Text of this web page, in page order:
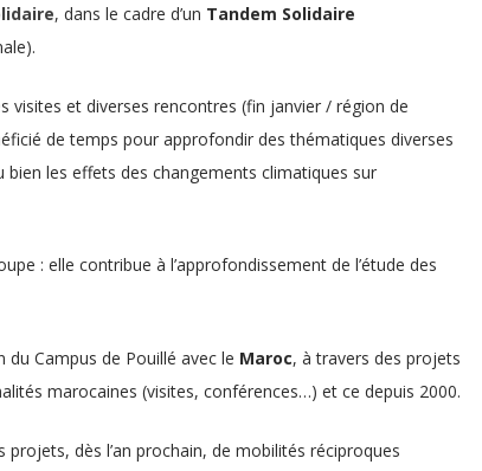
, dans le cadre d’un Tandem Solidaire
visites et diverses rencontres (fin janvier / région de
de temps pour approfondir des thématiques diverses
les effets des changements climatiques sur
: elle contribue à l’approfondissement de l’étude des
Campus de Pouillé avec le Maroc, à travers des projets
marocaines (visites, conférences…) et ce depuis 2000.
dès l’an prochain, de mobilités réciproques